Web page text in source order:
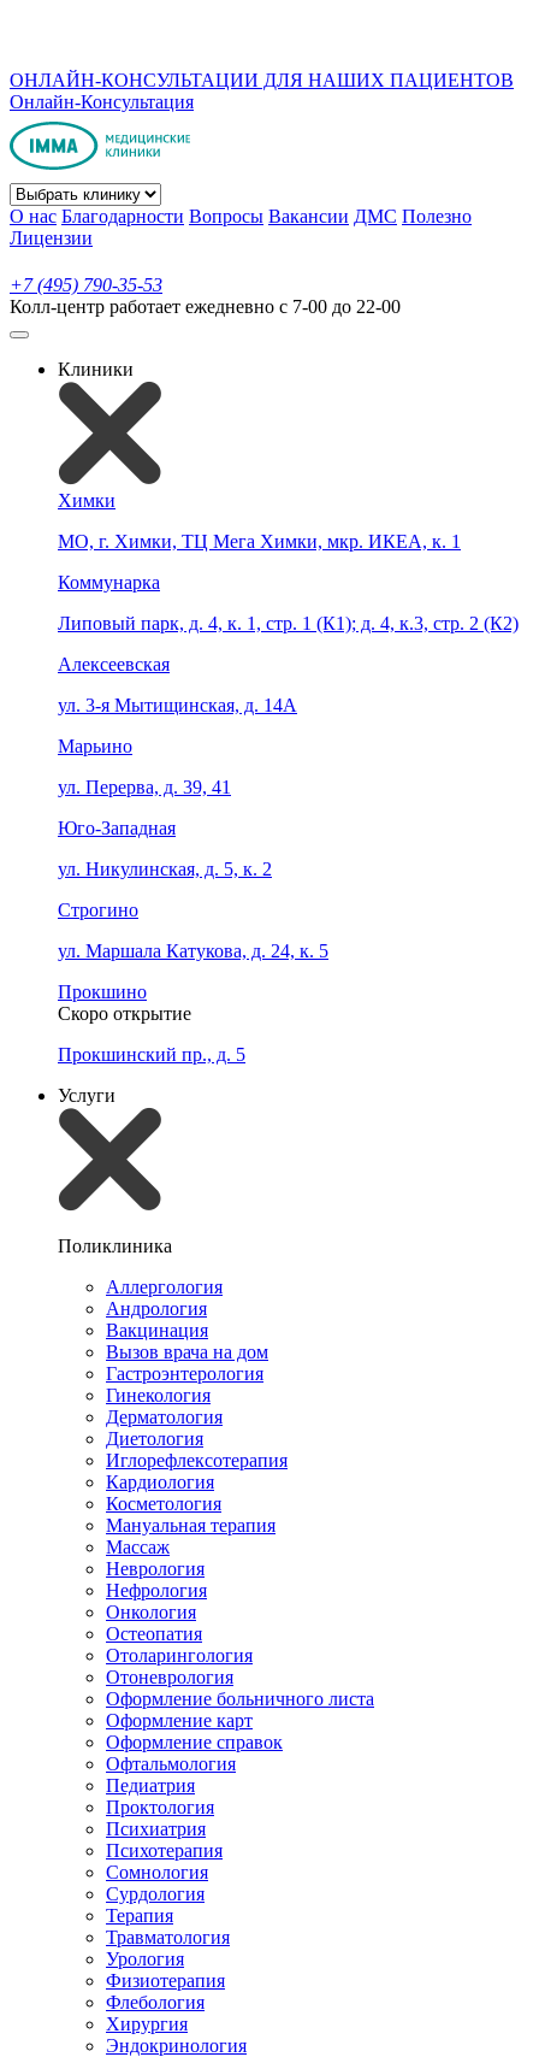
ОНЛАЙН-КОНСУЛЬТАЦИИ ДЛЯ НАШИХ ПАЦИЕНТОВ
Онлайн-Консультация
О нас Благодарности Вопросы Вакансии ДМС Полезно
Лицензии
+7 (495) 790-35-53
Колл-центр работает ежедневно с 7-00 до 22-00
Клиники
Химки
МО, г. Химки, ТЦ Мега Химки, мкр. ИКЕА, к. 1
Коммунарка
Липовый парк, д. 4, к. 1, стр. 1 (К1); д. 4, к.3, стр. 2 (К2)
Алексеевская
ул. 3-я Мытищинская, д. 14А
Марьино
ул. Перерва, д. 39, 41
Юго-Западная
ул. Никулинская, д. 5, к. 2
Строгино
ул. Маршала Катукова, д. 24, к. 5
Прокшино
Скоро открытие
Прокшинский пр., д. 5
Услуги
Поликлиника
Аллергология
Андрология
Вакцинация
Вызов врача на дом
Гастроэнтерология
Гинекология
Дерматология
Диетология
Иглорефлексотерапия
Кардиология
Косметология
Мануальная терапия
Массаж
Неврология
Нефрология
Онкология
Остеопатия
Отоларингология
Отоневрология
Оформление больничного листа
Оформление карт
Оформление справок
Офтальмология
Педиатрия
Проктология
Психиатрия
Психотерапия
Сомнология
Сурдология
Терапия
Травматология
Урология
Физиотерапия
Флебология
Хирургия
Эндокринология